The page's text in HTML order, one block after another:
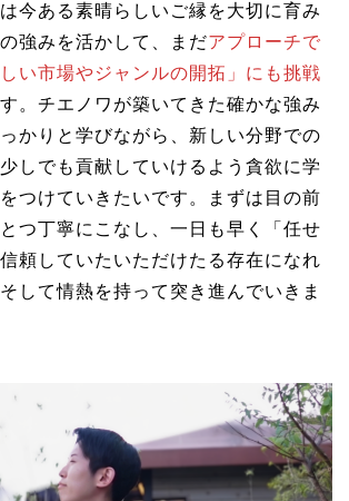
今ある素晴らしいご縁を大切に育み
強みを活かして、まだアプローチで
い市場やジャンルの開拓」にも挑戦
。チエノワが築いてきた確かな強み
かりと学びながら、新しい分野での
しでも貢献していけるよう貪欲に学
つけていきたいです。まずは目の前
つ丁寧にこなし、一日も早く「任せ
頼していたいただけたる存在になれ
して情熱を持って突き進んでいきま